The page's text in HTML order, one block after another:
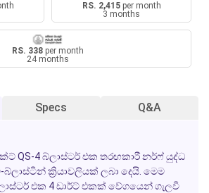
RS. 2,415per month
3 months
RS. 338 per month
24 months
Specs Q&A
QS-4 බ්ලාස්ටර් එක තරඟකාරී නර්ෆ් යුද්ධ
බ්ලාස්ටින් ක්‍රියාවලියක් ලබා දෙයි. මෙම
එක 4 ඩාර්ට් එකක් වේගයෙන් ගැලවී